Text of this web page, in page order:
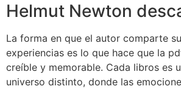
Helmut Newton
La forma en que el autor comparte
experiencias es lo que hace que la
creíble y memorable. Cada libros es
universo distinto, donde las